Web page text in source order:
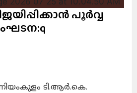
പൂർവ്വ
ടി.ആർ.കെ.